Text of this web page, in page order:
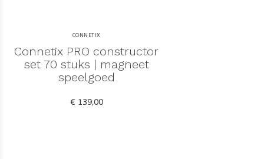
CONNETIX
Connetix PRO constructor
set 70 stuks | magneet
speelgoed
€ 139,00